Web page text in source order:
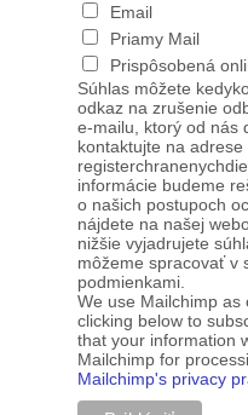
Email
Priamy Mail
Prispôsobená
Súhlas môžete
odkaz na zrušenie
e-mailu, ktorý od nás
kontaktujte na adrese
informácie budeme
o našich postupoch
nájdete na našej
nižšie vyjadrujete
môžeme spracovať v
podmienkami.
We use Mailchimp
clicking below to
that your information
Mailchimp for
Mailchimp's privacy